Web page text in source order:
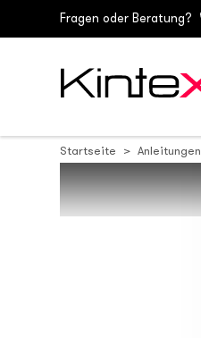
Fragen oder Beratung?
Startseite Anleitungen